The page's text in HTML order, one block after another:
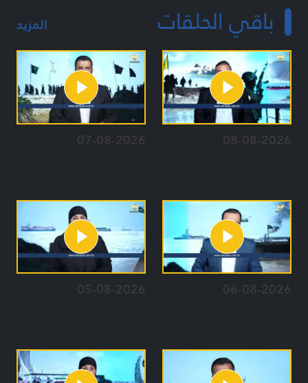
باقي الحلقات المزيد
08-08-2026
07-08-2026
06-08-2026
05-08-2026